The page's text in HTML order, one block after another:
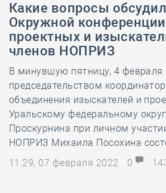
Какие вопросы
Окружной конференции
проектных и
членов НОПРИЗ
​В минувшую пятницу, 4 февраля
председательством
объединения изыскателей и
Уральскому федеральному
Проскурнина при личном
НОПРИЗ Михаила Посохина
11:29, 07 февраля 2022
0